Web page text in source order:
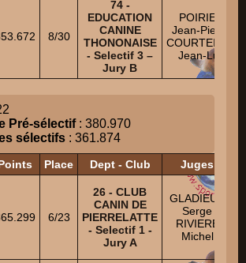
8/30
74 -
EDUCATION
CANINE
THONONAISE
- Selectif 3 –
Jury B
POIRIER
Jean-Pierre
COURTEILLE
Jean-Luc
Pré-sélectif: 380.970
sélectifs : 361.874
Place Dept - Club Juges
6/23
26 - CLUB
CANIN DE
PIERRELATTE
- Selectif 1 -
Jury A
GLADIEUX
Serge
RIVIERE
Michel